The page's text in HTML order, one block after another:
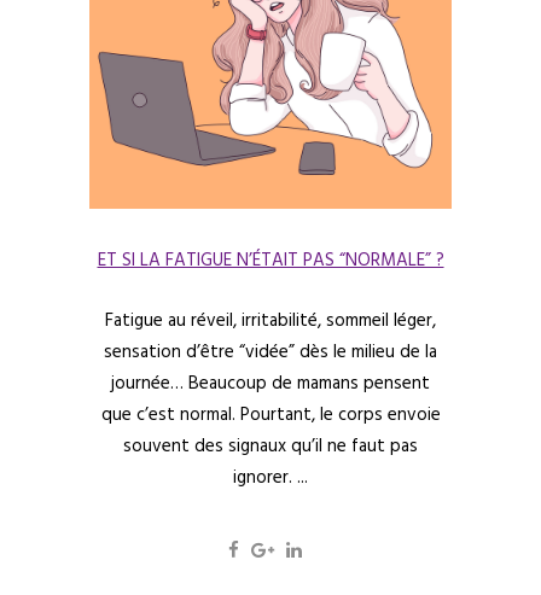
ET SI LA FATIGUE N’ÉTAIT PAS “NORMALE” ?
Fatigue au réveil, irritabilité, sommeil léger,
sensation d’être “vidée” dès le milieu de la
journée… Beaucoup de mamans pensent
que c’est normal. Pourtant, le corps envoie
souvent des signaux qu’il ne faut pas
ignorer. ...